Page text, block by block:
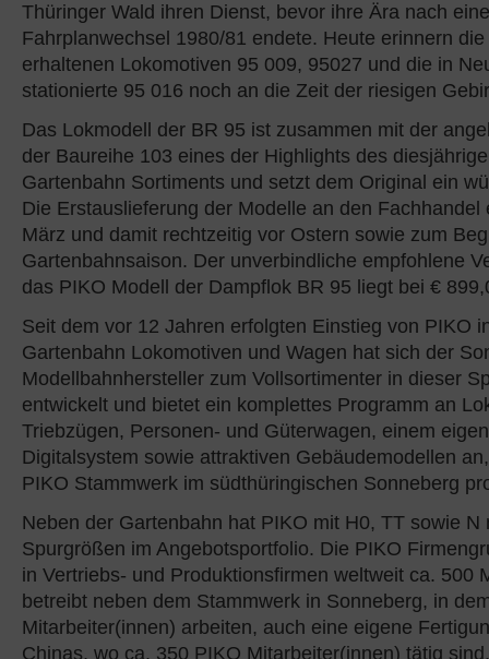
Thüringer Wald ihren Dienst, bevor ihre Ära nach
Fahrplanwechsel 1980/81 endete. Heute erinnern
erhaltenen Lokomotiven 95 009, 95027 und die in
stationierte 95 016 noch an die Zeit der riesigen
Das Lokmodell der BR 95 ist zusammen mit der
der Baureihe 103 eines der Highlights des
Gartenbahn Sortiments und setzt dem Original ein
Die Erstauslieferung der Modelle an den Fachhandel
März und damit rechtzeitig vor Ostern sowie zum
Gartenbahnsaison. Der unverbindliche empfohlene
das PIKO Modell der Dampflok BR 95 liegt bei €
Seit dem vor 12 Jahren erfolgten Einstieg von PIKO
Gartenbahn Lokomotiven und Wagen hat sich der
Modellbahnhersteller zum Vollsortimenter in dieser
entwickelt und bietet ein komplettes Programm an
Triebzügen, Personen- und Güterwagen, einem
Digitalsystem sowie attraktiven Gebäudemodellen
PIKO Stammwerk im südthüringischen Sonneberg
Neben der Gartenbahn hat PIKO mit H0, TT sowie N
Spurgrößen im Angebotsportfolio. Die PIKO
in Vertriebs- und Produktionsfirmen weltweit ca. 500
betreibt neben dem Stammwerk in Sonneberg, in
Mitarbeiter(innen) arbeiten, auch eine eigene
Chinas, wo ca. 350 PIKO Mitarbeiter(innen) tätig sind.